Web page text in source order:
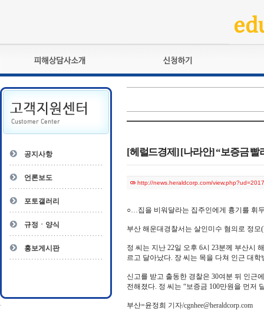
피해상담사란?
자격관리규정
상담사 자격증 확인
- 피해상담사 1급
- 전문수련감독자
- 전문수련기관
교육훈련
자격복원
공지사항
언론보도
포토갤러리
규정ㆍ양식
홍보게시판
[헤럴드경제] [나라안] “보증금
http://news.heraldcorp.com/
○…집을 비워달라는 집주인에게 흉기를 휘
부산 해운대경찰서는 살인미수 혐의로 정
정 씨는 지난 22일 오후 6시 23분께 부산시
르고 달아났다. 장 씨는 목을 다쳐 인근 대
신고를 받고 출동한 경찰은 30여분 뒤 인근
전해졌다. 정 씨는 “보증금 100만원을 먼저
부산=윤정희 기자/cgnhee@heraldcorp.com